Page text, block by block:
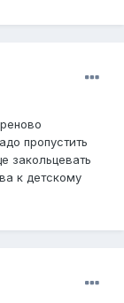
пропустить
закольцевать
к детскому